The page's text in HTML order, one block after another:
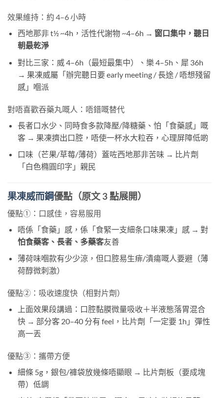
效果維持：約 4–6 小時
西地那非 t½ ~4h，活性代謝物 ~4–6h → 窗口集中，聽日
朝最乾淨
對比三家：威 4–6h（最短最集中）、樂 4–5h、犀 36h
→ 果凍威屬「辦完聽日要 early meeting / 長途 / 唔想殘留
感」嗰派
對唔喜歡吞藥丸嘅人：唔錯嘅替代
長者口水少、同時食多款降壓/降糖藥、怕「食藥感」嘅
客 → 果凍擠出口腔，唔使一杯水大粒吞，心理屏障低啲
口味（芒果/草莓/薄荷）蓋咗西地那非苦味 → 比片劑
「白色橢圓印字」親民
果凍威而鋼優點（原文 3 點展開）
優點①：口感佳，容易服用
唔係「食藥」感，係「食緊一支細条口味果凍」感 → 對
怕食藥客、長者、多藥客友善
薄荷味嗰款有少少涼，但口腔易生痱/潰瘍嘅人要避（薄
荷醇微刺激）
優點②：吸收速度快（相對片劑）
上面效果段講過：口腔黏膜微量吸收＋半液態落胃混合
快 → 部分客 20–40 分有 feel，比片劑「一定要 1h」彈性
高一丟
優點③：攜帶方便
細條 5g，銀包/褲袋放幾條唔顯眼 → 比片劑板（要成塊
帶）低調